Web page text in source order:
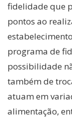
fidelidade que
pontos ao
programa de
possibilidade
também de
atuam em
alimentação,